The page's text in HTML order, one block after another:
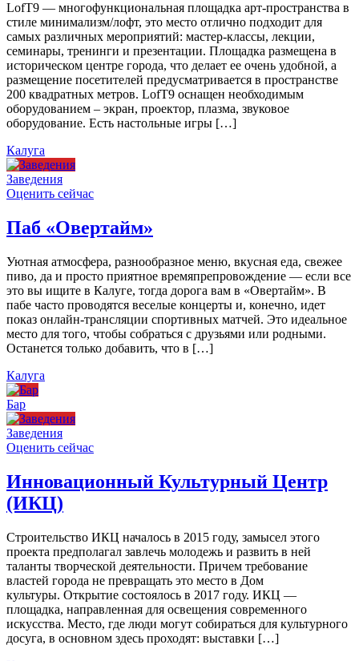
LofT9 — многофункциональная площадка арт-пространства в
стиле минимализм/лофт, это место отлично подходит для
самых различных мероприятий: мастер-классы, лекции,
семинары, тренинги и презентации. Площадка размещена в
историческом центре города, что делает ее очень удобной, а
размещение посетителей предусматривается в пространстве
200 квадратных метров. LofT9 оснащен необходимым
оборудованием – экран, проектор, плазма, звуковое
оборудование. Есть настольные игры […]
Калуга
Заведения
Оценить сейчас
Паб «Овертайм»
Уютная атмосфера, разнообразное меню, вкусная еда, свежее
пиво, да и просто приятное времяпрепровождение — если все
это вы ищите в Калуге, тогда дорога вам в «Овертайм». В
пабе часто проводятся веселые концерты и, конечно, идет
показ онлайн-трансляции спортивных матчей. Это идеальное
место для того, чтобы собраться с друзьями или родными.
Останется только добавить, что в […]
Калуга
Бар
Заведения
Оценить сейчас
Инновационный Культурный Центр
(ИКЦ)
Строительство ИКЦ началось в 2015 году, замысел этого
проекта предполагал завлечь молодежь и развить в ней
таланты творческой деятельности. Причем требование
властей города не превращать это место в Дом
культуры. Открытие состоялось в 2017 году. ИКЦ —
площадка, направленная для освещения современного
искусства. Место, где люди могут собираться для культурного
досуга, в основном здесь проходят: выставки […]